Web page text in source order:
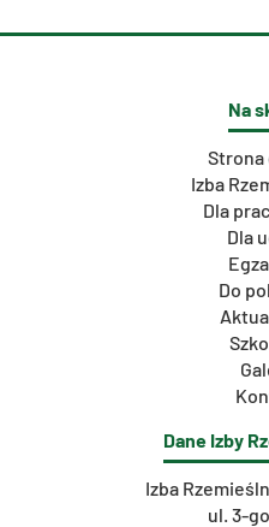
Na
Strona
Izba
Dla
Dla
Do
Dane Izby
Izba
ul. 3-